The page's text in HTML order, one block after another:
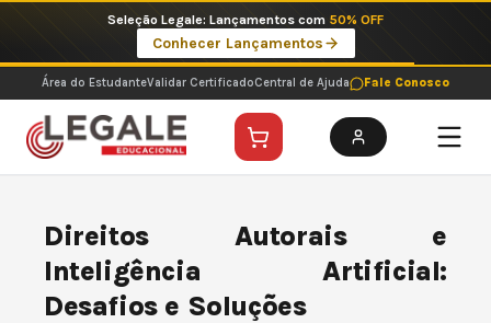
o
conteúdo
Seleção Legale: Lançamentos com 50% OFF
Conhecer Lançamentos
Área do EstudanteValidar CertificadoCentral de Ajuda Fale Conosco
Direitos Autorais e
Inteligência Artificial:
Desafios e Soluções